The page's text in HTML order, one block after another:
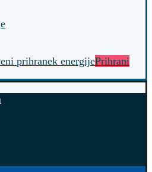
prihranek energijePrihrani